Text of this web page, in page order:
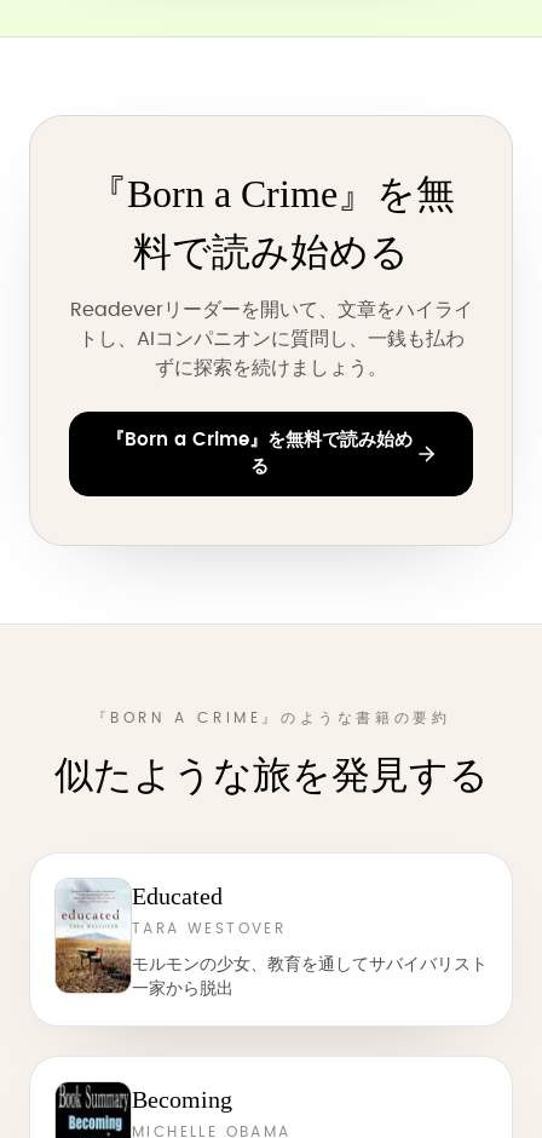
『Born a Crime』を無
料で読み始める
Readeverリーダーを開いて、文章をハイライ
トし、AIコンパニオンに質問し、一銭も払わ
ずに探索を続けましょう。
『Born a Crime』を無料で読み始め
る
『BORN A CRIME』のような書籍の要約
似たような旅を発見する
Educated
TARA WESTOVER
モルモンの少女、教育を通してサバイバリスト
一家から脱出
Becoming
MICHELLE OBAMA